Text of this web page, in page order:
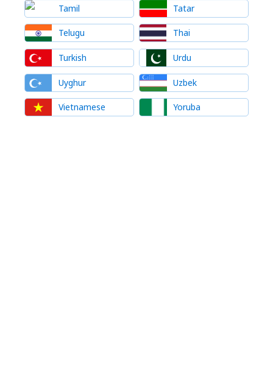
Tamil Tatar
Telugu Thai
Turkish Urdu
Uyghur Uzbek
Vietnamese Yoruba